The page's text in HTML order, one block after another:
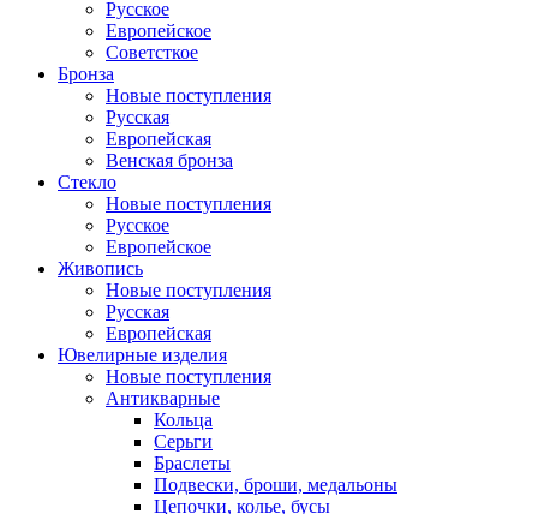
Русское
Европейское
Советсткое
Бронза
Новые поступления
Русская
Европейская
Венская бронза
Стекло
Новые поступления
Русское
Европейское
Живопись
Новые поступления
Русская
Европейская
Ювелирные изделия
Новые поступления
Антикварные
Кольца
Серьги
Браслеты
Подвески, броши, медальоны
Цепочки, колье, бусы